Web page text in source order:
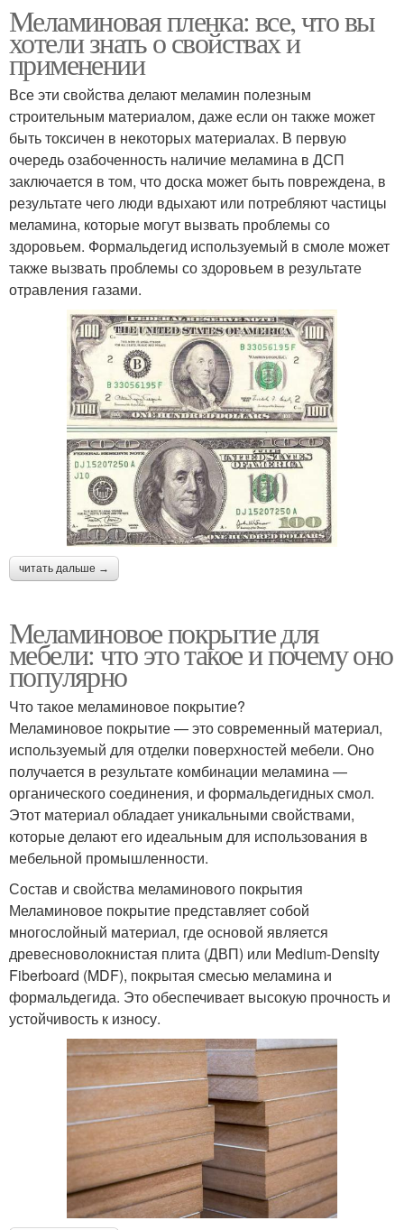
Меламиновая пленка: все, что вы
хотели знать о свойствах и
применении
Все эти свойства делают меламин полезным
строительным материалом, даже если он также может
быть токсичен в некоторых материалах. В первую
очередь озабоченность наличие меламина в ДСП
заключается в том, что доска может быть повреждена, в
результате чего люди вдыхают или потребляют частицы
меламина, которые могут вызвать проблемы со
здоровьем. Формальдегид используемый в смоле может
также вызвать проблемы со здоровьем в результате
отравления газами.
читать дальше →
Меламиновое покрытие для
мебели: что это такое и почему оно
популярно
Что такое меламиновое покрытие?
Меламиновое покрытие — это современный материал,
используемый для отделки поверхностей мебели. Оно
получается в результате комбинации меламина —
органического соединения, и формальдегидных смол.
Этот материал обладает уникальными свойствами,
которые делают его идеальным для использования в
мебельной промышленности.
Состав и свойства меламинового покрытия
Меламиновое покрытие представляет собой
многослойный материал, где основой является
древесноволокнистая плита (ДВП) или Medium-Density
Fiberboard (MDF), покрытая смесью меламина и
формальдегида. Это обеспечивает высокую прочность и
устойчивость к износу.